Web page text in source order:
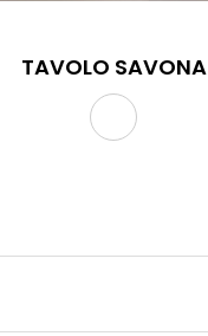
TAVOLO SAVONA